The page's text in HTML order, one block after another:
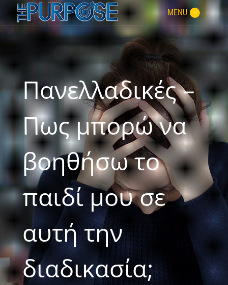
MENU
Πανελλαδικές –
Πως μπορώ να
βοηθήσω το
παιδί μου σε
αυτή την
διαδικασία;